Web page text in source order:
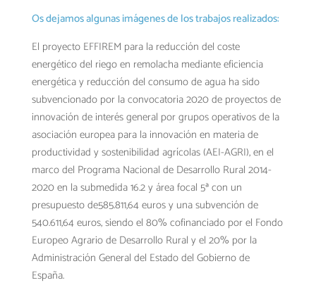
Os dejamos algunas imágenes de los trabajos realizados:
El proyecto EFFIREM para la reducción del coste
energético del riego en remolacha mediante eficiencia
energética y reducción del consumo de agua ha sido
subvencionado por la convocatoria 2020 de proyectos de
innovación de interés general por grupos operativos de la
asociación europea para la innovación en materia de
productividad y sostenibilidad agrícolas (AEI-AGRI), en el
marco del Programa Nacional de Desarrollo Rural 2014-
2020 en la submedida 16.2 y área focal 5ª con un
presupuesto de585.811,64 euros y una subvención de
540.611,64 euros, siendo el 80% cofinanciado por el Fondo
Europeo Agrario de Desarrollo Rural y el 20% por la
Administración General del Estado del Gobierno de
España.